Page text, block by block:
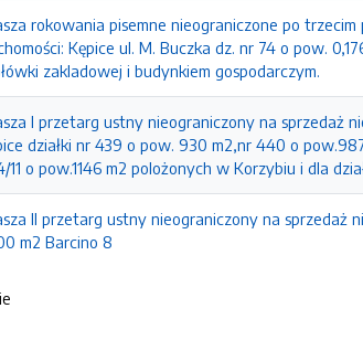
rokowania pisemne nieograniczone po
Kępice ul. M. Buczka dz. nr 74 o pow.
zakladowej i budynkiem gospodarczym.
I przetarg ustny nieograniczony na
działki nr 439 o pow. 930 m2,nr 440 o
o pow.1146 m2 polożonych w Korzybiu i dla
II przetarg ustny nieograniczony na sprzedaż
m2 Barcino 8